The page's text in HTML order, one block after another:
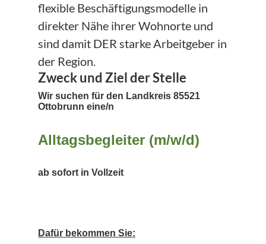
flexible Beschäftigungsmodelle in
direkter Nähe ihrer Wohnorte und
sind damit DER starke Arbeitgeber in
der Region.
Zweck und Ziel der Stelle
Wir suchen für den Landkreis 85521
Ottobrunn eine/n
Alltagsbegleiter (m/w/d)
ab sofort in Vollzeit
Dafür bekommen Sie: